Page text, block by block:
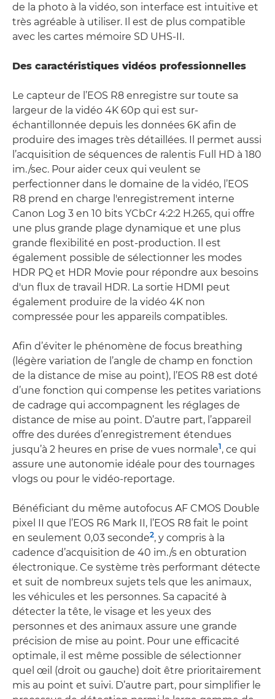
de la photo à la vidéo, son interface est intuitive et
très agréable à utiliser. Il est de plus compatible
avec les cartes mémoire SD UHS-II.
Des caractéristiques vidéos professionnelles
Le capteur de l’EOS R8 enregistre sur toute sa
largeur de la vidéo 4K 60p qui est sur-
échantillonnée depuis les données 6K afin de
produire des images très détaillées. Il permet aussi
l’acquisition de séquences de ralentis Full HD à 180
im./sec. Pour aider ceux qui veulent se
perfectionner dans le domaine de la vidéo, l’EOS
R8 prend en charge l'enregistrement interne
Canon Log 3 en 10 bits YCbCr 4:2:2 H.265, qui offre
une plus grande plage dynamique et une plus
grande flexibilité en post-production. Il est
également possible de sélectionner les modes
HDR PQ et HDR Movie pour répondre aux besoins
d'un flux de travail HDR. La sortie HDMI peut
également produire de la vidéo 4K non
compressée pour les appareils compatibles.
Afin d’éviter le phénomène de focus breathing
(légère variation de l’angle de champ en fonction
de la distance de mise au point), l’EOS R8 est doté
d’une fonction qui compense les petites variations
de cadrage qui accompagnent les réglages de
distance de mise au point. D’autre part, l’appareil
offre des durées d’enregistrement étendues
jusqu’à 2 heures en prise de vues normale1, ce qui
assure une autonomie idéale pour des tournages
vlogs ou pour le vidéo-reportage.
Bénéficiant du même autofocus AF CMOS Double
pixel II que l’EOS R6 Mark II, l’EOS R8 fait le point
en seulement 0,03 seconde2, y compris à la
cadence d’acquisition de 40 im./s en obturation
électronique. Ce système très performant détecte
et suit de nombreux sujets tels que les animaux,
les véhicules et les personnes. Sa capacité à
détecter la tête, le visage et les yeux des
personnes et des animaux assure une grande
précision de mise au point. Pour une efficacité
optimale, il est même possible de sélectionner
quel œil (droit ou gauche) doit être prioritairement
mis au point et suivi. D’autre part, pour simplifier le